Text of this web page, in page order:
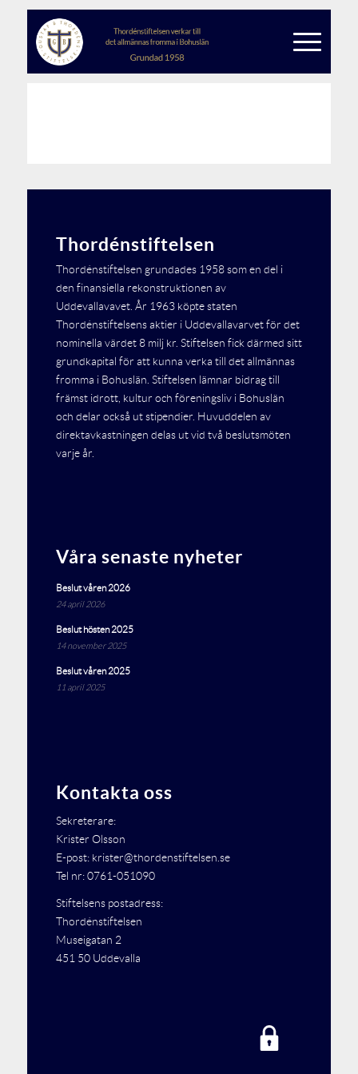
Thordénstiftelsen
Thordénstiftelsen grundades 1958 som en del i
den finansiella rekonstruktionen av
Uddevallavavet. År 1963 köpte staten
Thordénstiftelsens aktier i Uddevallavarvet för det
nominella värdet 8 milj kr. Stiftelsen fick därmed sitt
grundkapital för att kunna verka till det allmännas
fromma i Bohuslän. Stiftelsen lämnar bidrag till
främst idrott, kultur och föreningsliv i Bohuslän
och delar också ut stipendier. Huvuddelen av
direktavkastningen delas ut vid två beslutsmöten
varje år.
Våra senaste nyheter
Beslut våren 2026
24 april 2026
Beslut hösten 2025
14 november 2025
Beslut våren 2025
11 april 2025
Kontakta oss
Sekreterare:
Krister Olsson
E-post: krister@thordenstiftelsen.se
Tel nr: 0761-051090
Stiftelsens postadress:
Thordénstiftelsen
Museigatan 2
451 50 Uddevalla